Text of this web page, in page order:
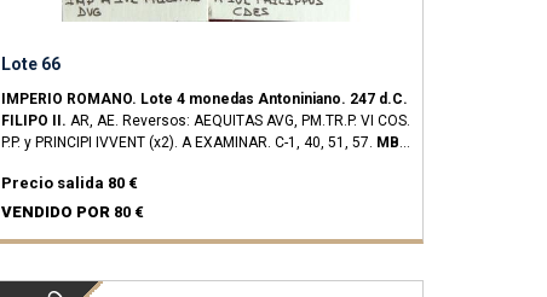
Lote 66
IMPERIO ROMANO. Lote 4 monedas Antoniniano. 247 d.C.
FILIPO II. AR, AE. Reversos: AEQUITAS AVG, PM.TR.P. VI COS.
P.P. y PRINCIPI IVVENT (x2). A EXAMINAR. C-1, 40, 51, 57. MBC
Precio salida 80 €
VENDIDO POR 80 €